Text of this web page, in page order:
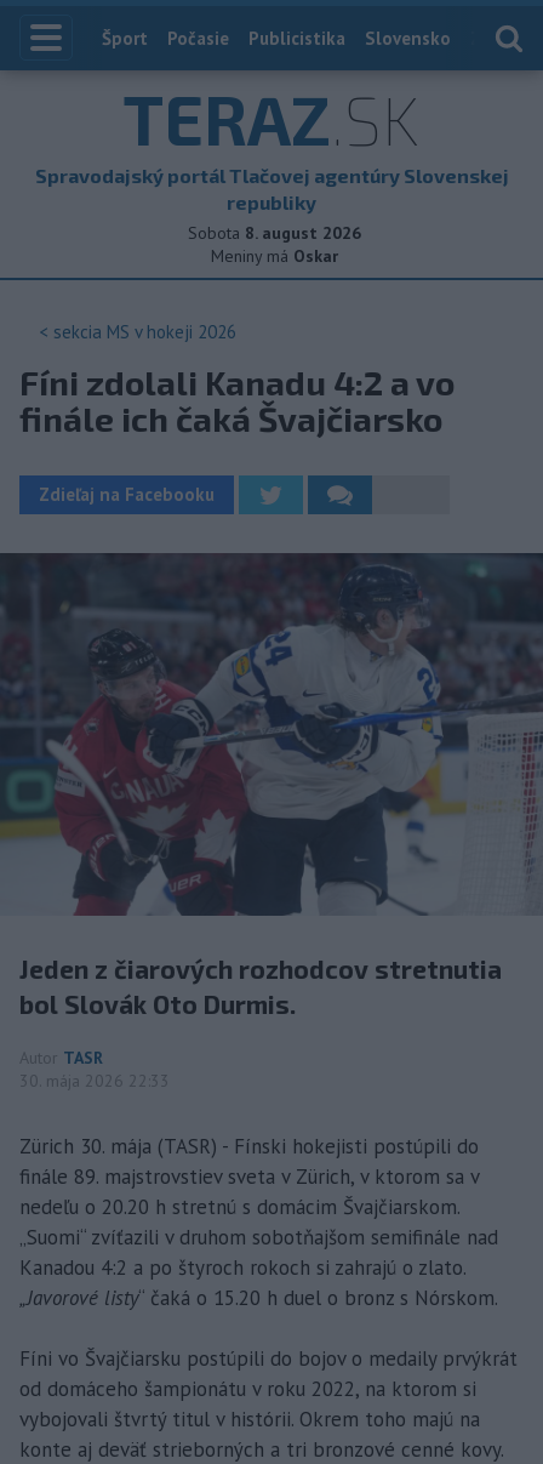
Index
Šport Počasie Publicistika Slovensko
TERAZ.SK
Spravodajský portál Tlačovej agentúry Slovenskej
republiky
Sobota 8. august 2026
Meniny má Oskar
< sekcia MS v hokeji 2026
Fíni zdolali Kanadu 4:2 a vo
finále ich čaká Švajčiarsko
Zdieľaj na Facebooku
Jeden z čiarových rozhodcov stretnutia
bol Slovák Oto Durmis.
Autor TASR
30. mája 2026 22:33
Zürich 30. mája (TASR) - Fínski hokejisti postúpili do
finále 89. majstrovstiev sveta v Zürich, v ktorom sa v
nedeľu o 20.20 h stretnú s domácim Švajčiarskom.
„Suomi“ zvíťazili v druhom sobotňajšom semifinále nad
Kanadou 4:2 a po štyroch rokoch si zahrajú o zlato.
„Javorové listy“ čaká o 15.20 h duel o bronz s Nórskom.
Fíni vo Švajčiarsku postúpili do bojov o medaily prvýkrát
od domáceho šampionátu v roku 2022, na ktorom si
vybojovali štvrtý titul v histórii. Okrem toho majú na
konte aj deväť strieborných a tri bronzové cenné kovy.